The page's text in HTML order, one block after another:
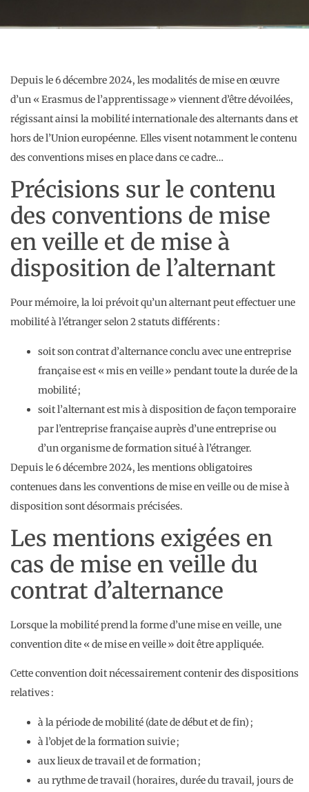
Depuis le 6 décembre 2024, les modalités de mise en œuvre
d’un « Erasmus de l’apprentissage » viennent d’être dévoilées,
régissant ainsi la mobilité internationale des alternants dans et
hors de l’Union européenne. Elles visent notamment le contenu
des conventions mises en place dans ce cadre…
Précisions sur le contenu
des conventions de mise
en veille et de mise à
disposition de l’alternant
Pour mémoire, la loi prévoit qu’un alternant peut effectuer une
mobilité à l’étranger selon 2 statuts différents :
soit son contrat d’alternance conclu avec une entreprise
française est « mis en veille » pendant toute la durée de la
mobilité ;
soit l’alternant est mis à disposition de façon temporaire
par l’entreprise française auprès d’une entreprise ou
d’un organisme de formation situé à l’étranger.
Depuis le 6 décembre 2024, les mentions obligatoires
contenues dans les conventions de mise en veille ou de mise à
disposition sont désormais précisées.
Les mentions exigées en
cas de mise en veille du
contrat d’alternance
Lorsque la mobilité prend la forme d’une mise en veille, une
convention dite « de mise en veille » doit être appliquée.
Cette convention doit nécessairement contenir des dispositions
relatives :
à la période de mobilité (date de début et de fin) ;
à l’objet de la formation suivie ;
aux lieux de travail et de formation ;
au rythme de travail (horaires, durée du travail, jours de